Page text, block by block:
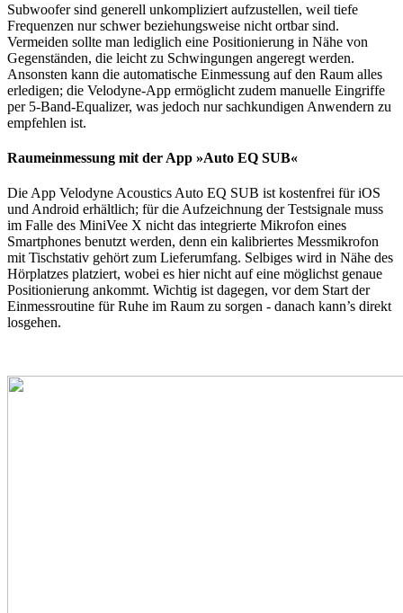
Subwoofer sind generell unkompliziert aufzustellen, weil tiefe
Frequenzen nur schwer beziehungsweise nicht ortbar sind.
Vermeiden sollte man lediglich eine Positionierung in Nähe von
Gegenständen, die leicht zu Schwingungen angeregt werden.
Ansonsten kann die automatische Einmessung auf den Raum alles
erledigen; die Velodyne-App ermöglicht zudem manuelle Eingriffe
per 5-Band-Equalizer, was jedoch nur sachkundigen Anwendern zu
empfehlen ist.
Raumeinmessung mit der App »Auto EQ SUB«
Die App Velodyne Acoustics Auto EQ SUB ist kostenfrei für iOS
und Android erhältlich; für die Aufzeichnung der Testsignale muss
im Falle des MiniVee X nicht das integrierte Mikrofon eines
Smartphones benutzt werden, denn ein kalibriertes Messmikrofon
mit Tischstativ gehört zum Lieferumfang. Selbiges wird in Nähe des
Hörplatzes platziert, wobei es hier nicht auf eine möglichst genaue
Positionierung ankommt. Wichtig ist dagegen, vor dem Start der
Einmessroutine für Ruhe im Raum zu sorgen - danach kann’s direkt
losgehen.